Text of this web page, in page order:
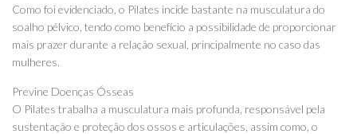
Como foi evidenciado, o Pilates incide bastante na musculatura do
soalho pélvico, tendo como benefício a possibilidade de proporcionar
mais prazer durante a relação sexual, principalmente no caso das
mulheres.
Previne Doenças Ósseas
O Pilates trabalha a musculatura mais profunda, responsável pela
sustentação e proteção dos ossos e articulações, assim como, o